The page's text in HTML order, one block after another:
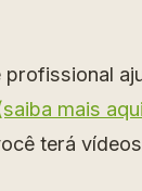
profissional
mais
terá